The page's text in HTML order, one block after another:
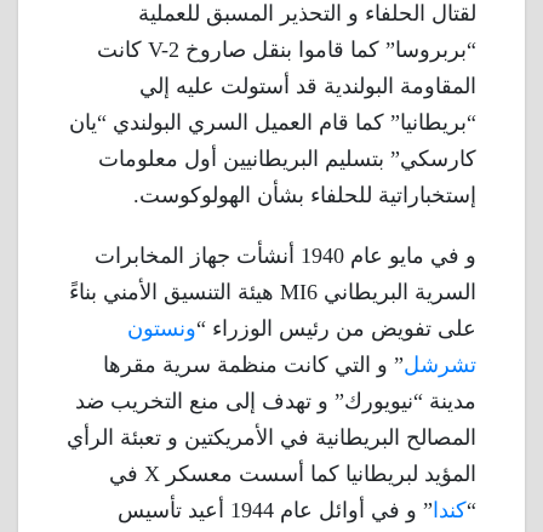
لقتال الحلفاء و التحذير المسبق للعملية
“بربروسا” كما قاموا بنقل صاروخ V-2 كانت
المقاومة البولندية قد أستولت عليه إلي
“بريطانيا” كما قام العميل السري البولندي “يان
كارسكي” بتسليم البريطانيين أول معلومات
إستخباراتية للحلفاء بشأن الهولوكوست.
و في مايو عام 1940 أنشأت جهاز المخابرات
السرية البريطاني MI6 هيئة التنسيق الأمني بناءً
على تفويض من رئيس الوزراء “ونستون
تشرشل” و التي كانت منظمة سرية مقرها
مدينة “نيويورك” و تهدف إلى منع التخريب ضد
المصالح البريطانية في الأمريكتين و تعبئة الرأي
المؤيد لبريطانيا كما أسست معسكر X في
“كندا
” و في أوائل عام 1944 أعيد تأسيس